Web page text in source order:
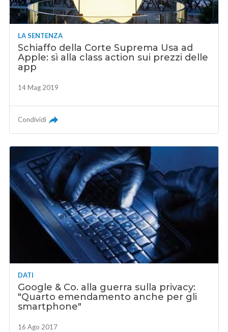
LA SENTENZA
Schiaffo della Corte Suprema Usa ad
Apple: sì alla class action sui prezzi delle
app
14 Mag 2019
Condividi
DATI
Google & Co. alla guerra sulla privacy:
"Quarto emendamento anche per gli
smartphone"
16 Ago 2017